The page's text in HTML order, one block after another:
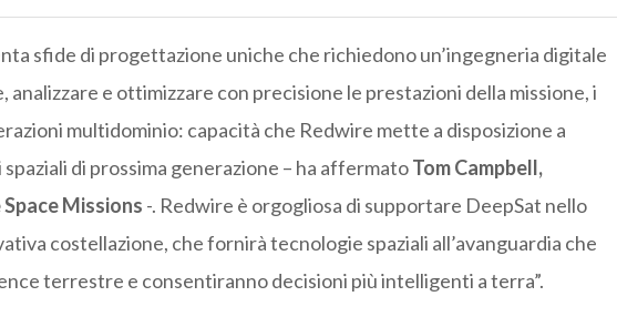
sfide di progettazione uniche che richiedono un’ingegneria digitale
analizzare e ottimizzare con precisione le prestazioni della missione, i
multidominio: capacità che Redwire mette a disposizione a
di prossima generazione – ha affermatoTom Campbell,
Missions -. Redwire è orgogliosa di supportare DeepSat nello
costellazione, che fornirà tecnologie spaziali all’avanguardia che
terrestre e consentiranno decisioni più intelligenti a terra”.